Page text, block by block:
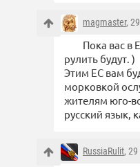
magmaster,
Пока вас в
рулить будут. )
Этим ЕС вам
морковкой
жителям юго-
русский язык,
RussiaRulit,